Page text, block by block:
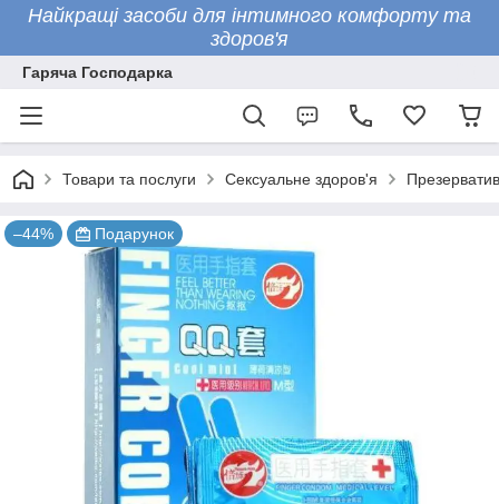
Найкращі засоби для інтимного комфорту та
здоров'я
Гаряча Господарка
Товари та послуги Сексуальне здоров'я
–44% Подарунок